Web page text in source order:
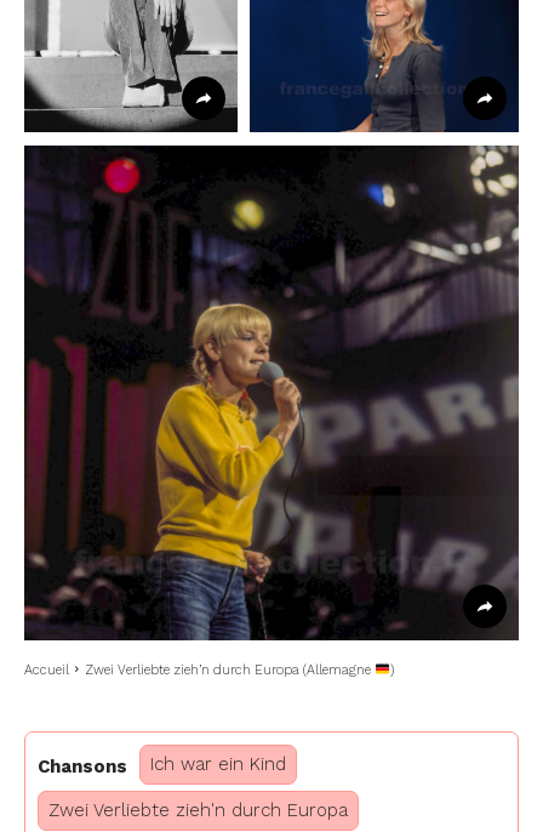
Accueil Zwei Verliebte zieh’n durch Europa (Allemagne )
Chansons Ich war ein Kind
Zwei Verliebte zieh'n durch Europa